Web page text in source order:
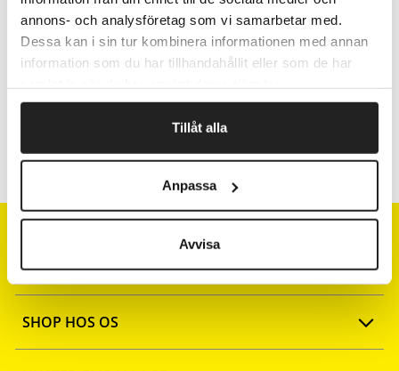
annons- och analysföretag som vi samarbetar med.
Dessa kan i sin tur kombinera informationen med annan
information som du har tillhandahållit eller som de har
Tillåt alla
Anpassa
Avvisa
Afsendelse samme dag ved bestilling
inden kl 10
191354 8
SHOP HOS OS